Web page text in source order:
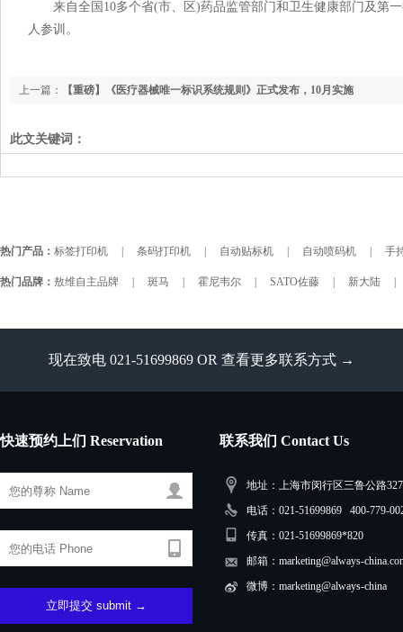
来自全国10多个省(市、区)药品监管部门和卫生健康部门及第一
人参训。
上一篇： 【重磅】《医疗器械唯一标识系统规则》正式发布，10月实施
此文关键词：
热门产品： 标签打印机 条码打印机 自动贴标机 自动喷码机 手
热门品牌： 敖维自主品牌 斑马 霍尼韦尔 SATO佐藤 新大陆
现在致电 021-51699869 OR 查看更多联系方式 →
快速预约上们 Reservation 联系我们 Contact Us
地址：上海市闵行区三鲁公路
电话：021-51699869 400-779-
传真：021-51699869*820
邮箱：marketing@always-
微博：marketing@always-china